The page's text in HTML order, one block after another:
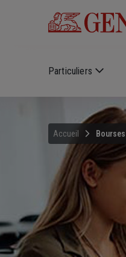
Particuliers
Accueil